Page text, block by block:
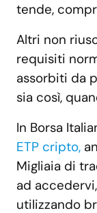
tende,
Altri non
requisiti
assorbiti da
sia così,
In Borsa
ETP cripto,
Migliaia di
ad
utilizzando